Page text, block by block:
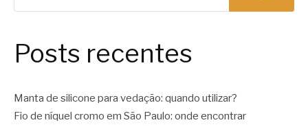
Posts recentes
Manta de silicone para vedação: quando utilizar?
Fio de níquel cromo em São Paulo: onde encontrar